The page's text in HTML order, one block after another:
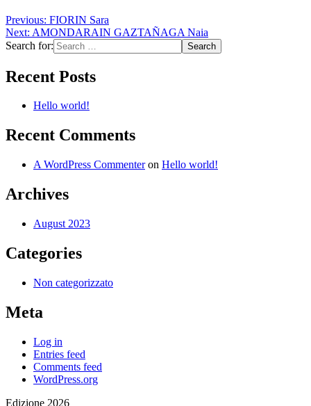
Previous: FIORIN Sara
Next: AMONDARAIN GAZTAÑAGA Naia
Search for:
Recent Posts
Hello world!
Recent Comments
A WordPress Commenteron Hello world!
Archives
August 2023
Categories
Non categorizzato
Meta
Log in
Entries feed
Comments feed
WordPress.org
Edizione 2026